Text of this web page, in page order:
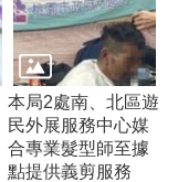
本局2處南、北區遊
民外展服務中心媒
合專業髮型師至據
點提供義剪服務